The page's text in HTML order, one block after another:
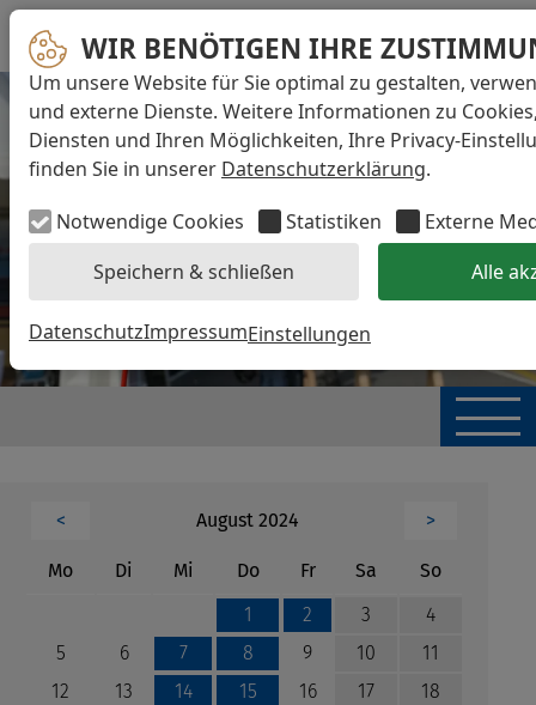
WIR BENÖTIGEN IHRE
Um unsere Website für Sie optimal zu gestalten,
und externe Dienste. Weitere Informationen zu
Diensten und Ihren Möglichkeiten, Ihre Privacy-
finden Sie in unserer Datenschutzerklärung.
Notwendige Cookies
Statistiken
Externe
Speichern & schließen
Alle
DatenschutzImpressumEinstellungen
< August 2024 >
Montag Di enstag
Mi ttwochDonnerstag
FreitagSa mstagSonntag
1 2 3
4
5
6 7 8 9 10
11
12
13 14 15 16 17
18